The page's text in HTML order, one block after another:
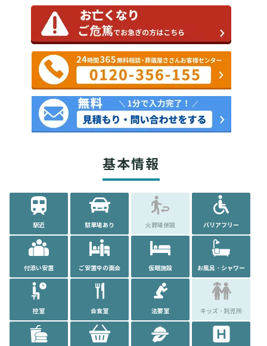
基本情報
駅近 駐車場あり 火葬場併設 バリアフリー
付添い安置 ご安置中の面会 仮眠施設 お風呂・シャワー
控室 会食室 法要室 キッズ・託児所